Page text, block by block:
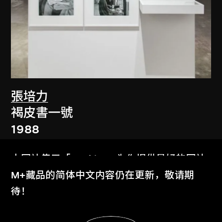
張培力
褐皮書一號
1988
本网站使用「Cookies」为你提供最好的网站
体验。
了解更多
M+藏品的简体中文内容仍在更新，敬请期
待！
显示更多